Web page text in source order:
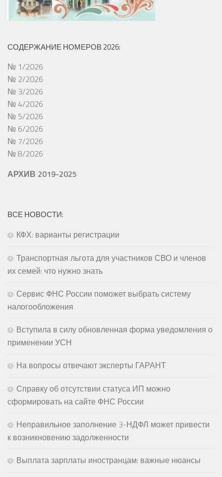
СОДЕРЖАНИЕ НОМЕРОВ 2026:
№ 1/2026
№ 2/2026
№ 3/2026
№ 4/2026
№ 5/2026
№ 6/2026
№ 7/2026
№ 8/2026
АРХИВ 2019-2025
ВСЕ НОВОСТИ:
КФХ: варианты регистрации
Транспортная льгота для участников СВО и членов
их семей: что нужно знать
Сервис ФНС России поможет выбрать систему
налогообложения
Вступила в силу обновленная форма уведомления о
применении УСН
На вопросы отвечают эксперты ГАРАНТ
Справку об отсутствии статуса ИП можно
сформировать на сайте ФНС России
Неправильное заполнение 3-НДФЛ может привести
к возникновению задолженности
Выплата зарплаты иностранцам: важные нюансы